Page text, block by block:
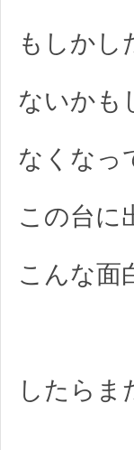
もしかし
ないかも
なくなっ
この台に
こんな面
したらま